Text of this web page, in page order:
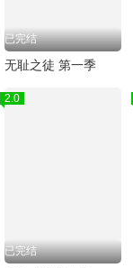
已完结
无耻之徒 第一季
2.0
已完结